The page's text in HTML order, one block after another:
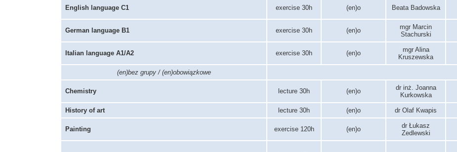
English language C1 exercise 30h (en)o Beata Badowska
German language B1 exercise 30h (en)o
mgr Marcin
Stachurski
Italian language A1/A2 exercise 30h (en)o
mgr Alina
Kruszewska
(en)bez grupy / (en)obowiązkowe
Chemistry lecture 30h (en)o
dr inż. Joanna
Kurkowska
History of art lecture 30h (en)o dr Olaf Kwapis
Painting exercise 120h (en)o
dr Łukasz
Zedlewski